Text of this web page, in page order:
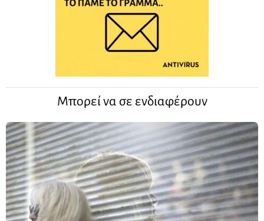
Μπορεί να σε ενδιαφέρουν